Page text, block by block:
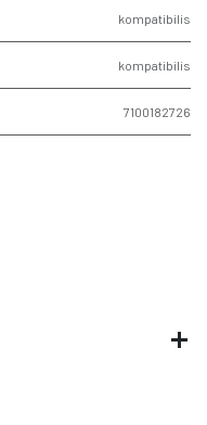
kompatibilis
kompatibilis
7100182726